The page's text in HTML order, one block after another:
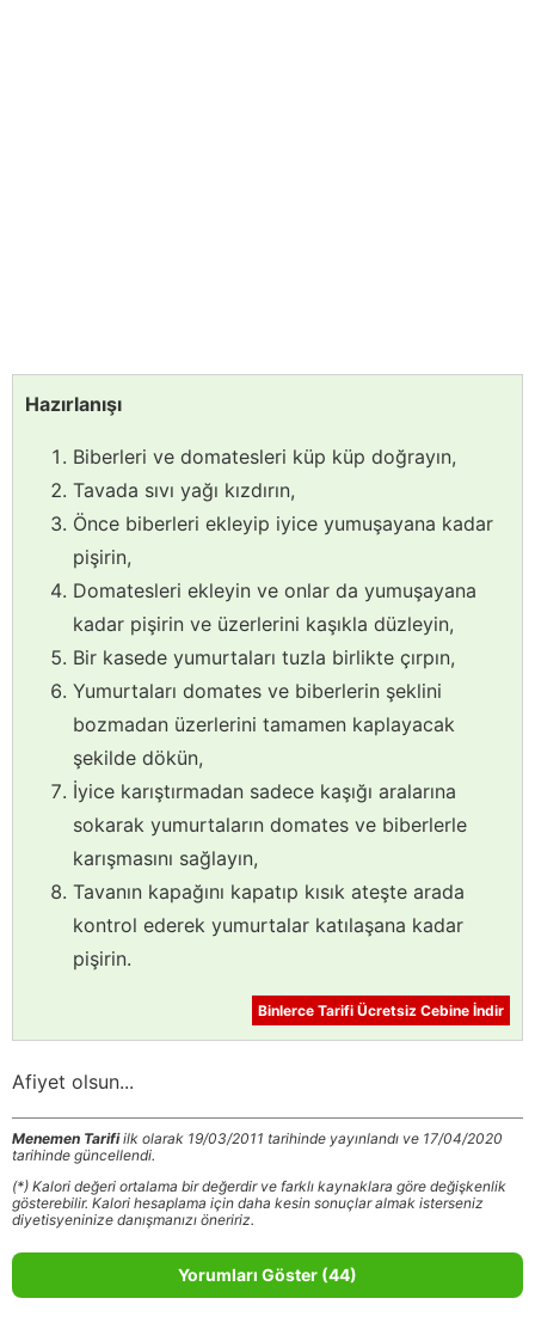
Hazırlanışı
Biberleri ve domatesleri küp küp doğrayın,
Tavada sıvı yağı kızdırın,
Önce biberleri ekleyip iyice yumuşayana kadar
pişirin,
Domatesleri ekleyin ve onlar da yumuşayana
kadar pişirin ve üzerlerini kaşıkla düzleyin,
Bir kasede yumurtaları tuzla birlikte çırpın,
Yumurtaları domates ve biberlerin şeklini
bozmadan üzerlerini tamamen kaplayacak
şekilde dökün,
İyice karıştırmadan sadece kaşığı aralarına
sokarak yumurtaların domates ve biberlerle
karışmasını sağlayın,
Tavanın kapağını kapatıp kısık ateşte arada
kontrol ederek yumurtalar katılaşana kadar
pişirin.
Binlerce Tarifi Ücretsiz Cebine İndir
Afiyet olsun...
Menemen Tarifiilk olarak 19/03/2011 tarihinde yayınlandı ve 17/04/2020
tarihinde güncellendi.
(*) Kalori değeri ortalama bir değerdir ve farklı kaynaklara göre değişkenlik
gösterebilir. Kalori hesaplama için daha kesin sonuçlar almak isterseniz
diyetisyeninize danışmanızı öneririz.
Yorumları Göster (44)